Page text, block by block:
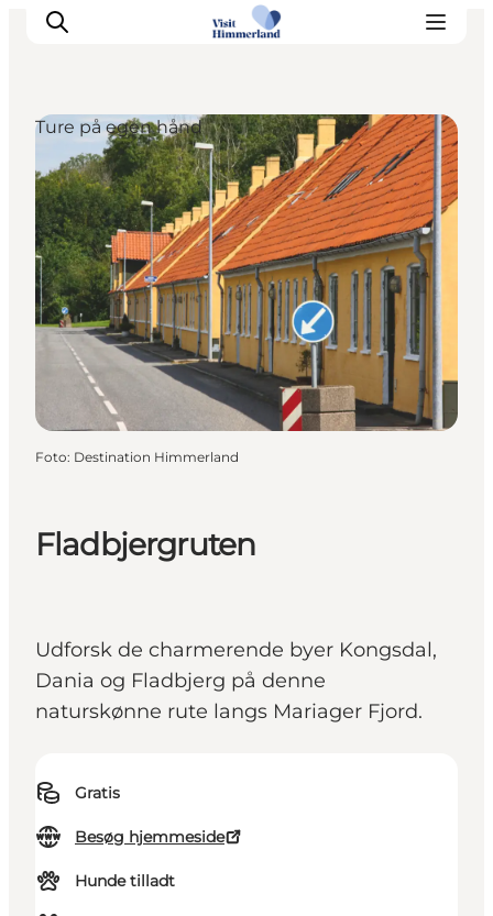
Oplev Himmerland
Udforsk naturen
Himmerlandsbyer
DET SKER
Planlæg din ferie
Book Oplevelser
Praktisk info
Fladbjergruten
Udforsk de charmerende byer Kongsdal,
Dania og Fladbjerg på denne
naturskønne rute langs Mariager Fjord.
Gratis
Besøg hjemmeside
Hunde tilladt
Ture på egen hånd
Foto: Destination Himmerland